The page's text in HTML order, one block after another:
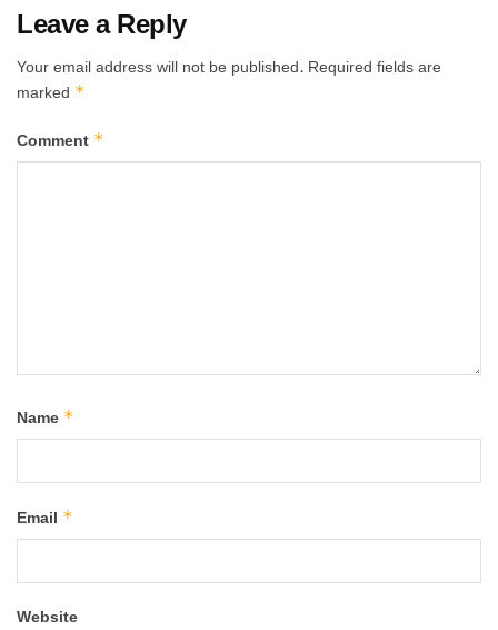
Leave a Reply
Your email address will not be published. Required fields are
marked *
Comment *
Name *
Email *
Website